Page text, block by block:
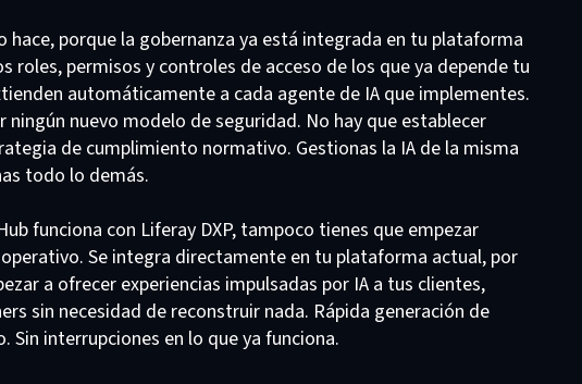
hace, porque la gobernanza ya está integrada en tu plataforma
roles, permisos y controles de acceso de los que ya depende tu
automáticamente a cada agente de IA que implementes.
ningún nuevo modelo de seguridad. No hay que establecer
de cumplimiento normativo. Gestionas la IA de la misma
todo lo demás.
funciona con Liferay DXP, tampoco tienes que empezar
Se integra directamente en tu plataforma actual, por
a ofrecer experiencias impulsadas por IA a tus clientes,
sin necesidad de reconstruir nada. Rápida generación de
Sin interrupciones en lo que ya funciona.